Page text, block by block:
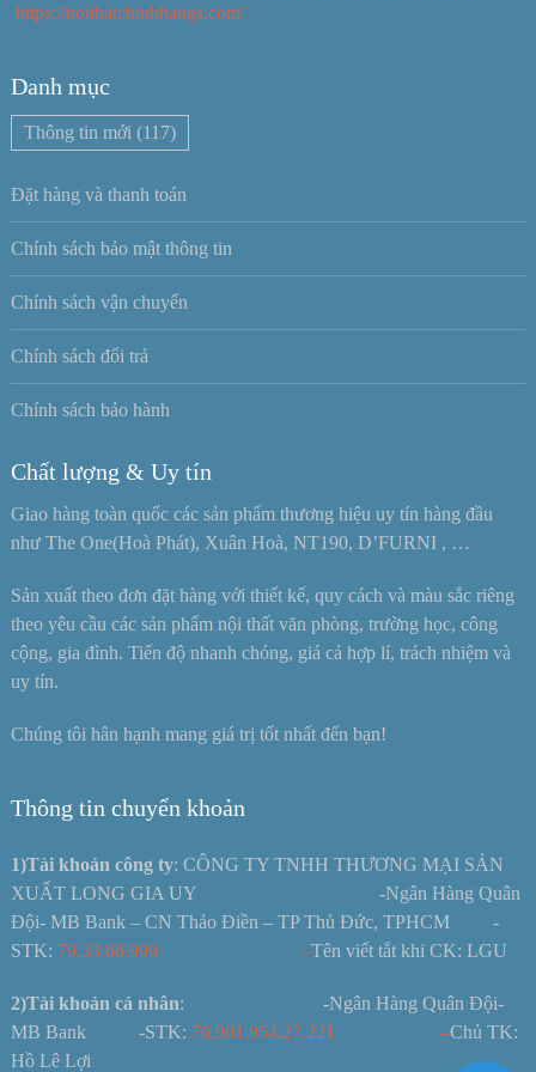
https://noithatchinhhangs.com/
Danh mục
Thông tin mới(117)
Đặt hàng và thanh toán
Chính sách bảo mật thông tin
Chính sách vận chuyển
Chính sách đổi trả
Chính sách bảo hành
Chất lượng & Uy tín
Giao hàng toàn quốc các sản phẩm thương hiệu uy tín hàng đầu
như The One(Hoà Phát), Xuân Hoà, NT190, D’FURNI , …
Sản xuất theo đơn đặt hàng với thiết kế, quy cách và màu sắc riêng
theo yêu cầu các sản phẩm nội thất văn phòng, trường học, công
cộng, gia đình. Tiến độ nhanh chóng, giá cả hợp lí, trách nhiệm và
uy tín.
Chúng tôi hân hạnh mang giá trị tốt nhất đến bạn!
Thông tin chuyển khoản
1)Tài khoản công ty: CÔNG TY TNHH THƯƠNG MẠI SẢN
XUẤT LONG GIA UY -Ngân Hàng Quân
Đội- MB Bank – CN Thảo Điền – TP Thủ Đức, TPHCM -
STK: 79.33.66.999 –Tên viết tắt khi CK: LGU
2)Tài khoản cá nhân: -Ngân Hàng Quân Đội-
MB Bank -STK: 76.901.954.27.221 –Chủ TK:
Hồ Lê Lợi